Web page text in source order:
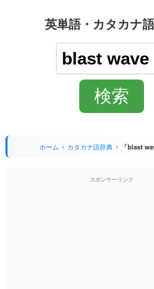
英単語・カタカナ
ホーム カタカナ語辞典 「blast
スポンサーリンク